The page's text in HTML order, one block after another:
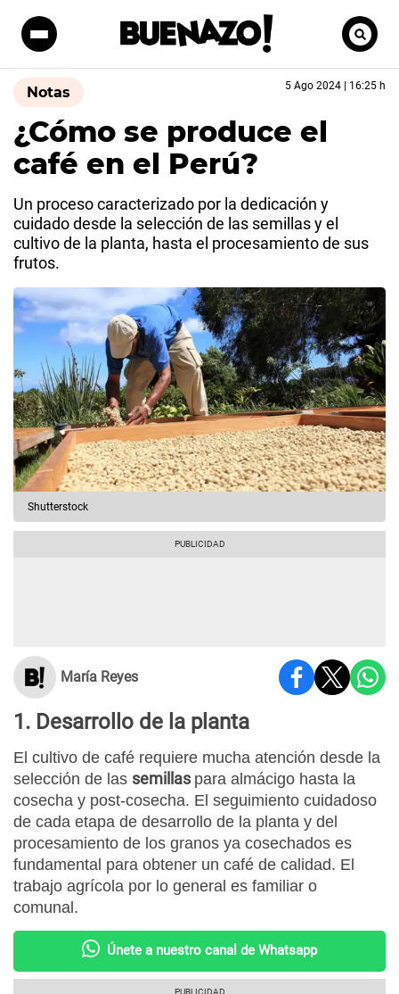
Notas 5 Ago 2024 | 16:25 h
¿Cómo se produce el
café en el Perú?
Un proceso caracterizado por la dedicación y
cuidado desde la selección de las semillas y el
cultivo de la planta, hasta el procesamiento de sus
frutos.
Shutterstock
María Reyes
1. Desarrollo de la planta
El cultivo de café requiere mucha atención desde la
selección de las semillas para almácigo hasta la
cosecha y post-cosecha. El seguimiento cuidadoso
de cada etapa de desarrollo de la planta y del
procesamiento de los granos ya cosechados es
fundamental para obtener un café de calidad. El
trabajo agrícola por lo general es familiar o
comunal.
Únete a nuestro canal de Whatsapp